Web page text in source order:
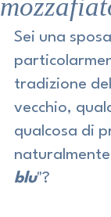
Sei una
tradizione
vecchio,
qualcosa di
blu"?